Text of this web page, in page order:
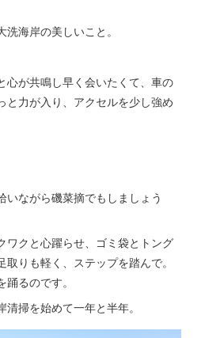
海岸の美しいこと。
心が共鳴し早く会いたくて、車の
と力が入り、アクセルを少し強め
いながら磯菜摘でもしましょう
ワクと心躍らせ、ゴミ袋とトング
りも軽く、ステップを踏んで。
るのです。
掃を始めて一年と半年。